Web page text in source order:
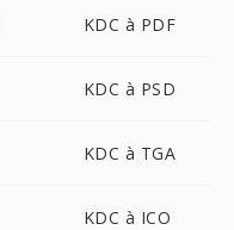
KDC à PDF
KDC à PSD
KDC à TGA
KDC à ICO